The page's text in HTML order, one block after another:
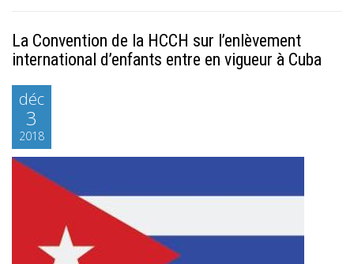
La Convention de la HCCH sur l’enlèvement
international d’enfants entre en vigueur à Cuba
déc
3
2018